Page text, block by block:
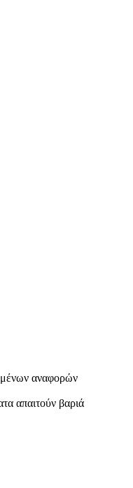
αναφορών
απαιτούν βαριά